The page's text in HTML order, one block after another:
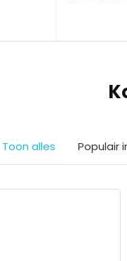
Toon alles Populair